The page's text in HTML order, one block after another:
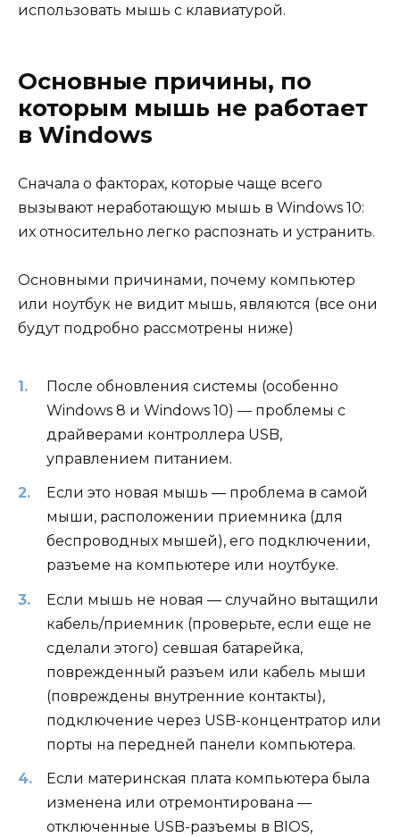
использовать мышь с клавиатурой.
Основные причины, по
которым мышь не работает
в Windows
Сначала о факторах, которые чаще всего
вызывают неработающую мышь в Windows 10:
их относительно легко распознать и устранить.
Основными причинами, почему компьютер
или ноутбук не видит мышь, являются (все они
будут подробно рассмотрены ниже)
После обновления системы (особенно
Windows 8 и Windows 10) — проблемы с
драйверами контроллера USB,
управлением питанием.
Если это новая мышь — проблема в самой
мыши, расположении приемника (для
беспроводных мышей), его подключении,
разъеме на компьютере или ноутбуке.
Если мышь не новая — случайно вытащили
кабель/приемник (проверьте, если еще не
сделали этого) севшая батарейка,
поврежденный разъем или кабель мыши
(повреждены внутренние контакты),
подключение через USB-концентратор или
порты на передней панели компьютера.
Если материнская плата компьютера была
изменена или отремонтирована —
отключенные USB-разъемы в BIOS,